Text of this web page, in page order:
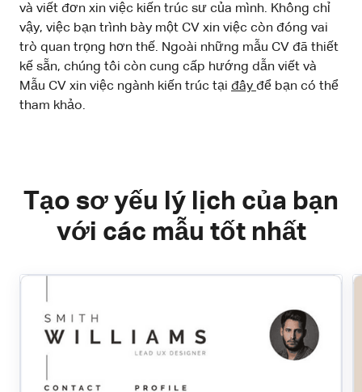
và viết đơn xin việc kiến trúc sư của mình. Không chỉ
vậy, việc bạn trình bày một CV xin việc còn đóng vai
trò quan trọng hơn thế. Ngoài những mẫu CV đã thiết
kế sẵn, chúng tôi còn cung cấp hướng dẫn viết và
Mẫu CV xin việc ngành kiến trúc tại đây để bạn có thể
tham khảo.
Tạo sơ yếu lý lịch của bạn
với các mẫu tốt nhất